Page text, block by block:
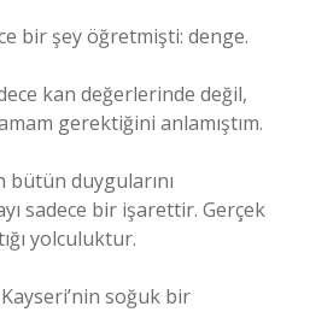
bir şey öğretmişti: denge.
kan değerlerinde değil,
gerektiğini anlamıştım.
bütün duygularını
sadece bir işarettir. Gerçek
yolculuktur.
soğuk bir